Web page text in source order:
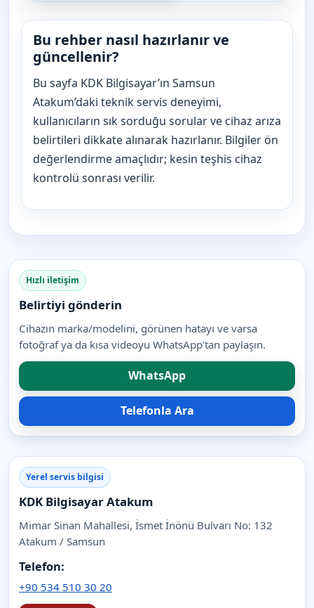
Bu rehber nasıl hazırlanır ve
güncellenir?
Bu sayfa KDK Bilgisayar’ın Samsun
Atakum’daki teknik servis deneyimi,
kullanıcıların sık sorduğu sorular ve cihaz arıza
belirtileri dikkate alınarak hazırlanır. Bilgiler ön
değerlendirme amaçlıdır; kesin teşhis cihaz
kontrolü sonrası verilir.
Hızlı iletişim
Belirtiyi gönderin
Cihazın marka/modelini, görünen hatayı ve varsa
fotoğraf ya da kısa videoyu WhatsApp’tan paylaşın.
WhatsApp
Telefonla Ara
Yerel servis bilgisi
KDK Bilgisayar Atakum
Mimar Sinan Mahallesi, İsmet İnönü Bulvarı No: 132
Atakum / Samsun
Telefon:
+90 534 510 30 20